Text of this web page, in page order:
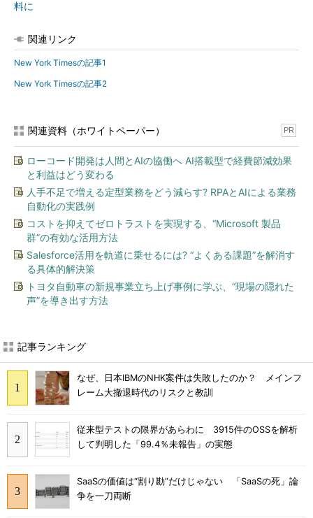
料に
関連リンク
New York Timesの記事1
New York Timesの記事2
関連資料（ホワイトペーパー） PR
ローコード開発は人間とAIの協働へ AI搭載型で経費節減効果
と利益はどう変わる
人手不足で増える定型業務をどう減らす? RPAとAIによる業務
自動化の実践例
コストを抑えてゼロトラストを実現する、“Microsoft 製品
群”の有効な活用方法
Salesforce活用を軌道に乗せるには? “よくある課題”を解消す
る具体的解決策
トヨタ自動車の新規事業立ち上げ事例に学ぶ、“現場の隠れた
声”を導き出す方法
記事ランキング
なぜ、日本IBMのNHK案件は失敗したのか？ メインフ
レーム大撤退時代のリスクと教訓
従来型テストの限界があらわに 3915件のOSSを解析
して判明した「99.4％未報告」の実態
SaaSの価値は“割り勘”だけじゃない 「SaaSの死」論
争を一刀両断